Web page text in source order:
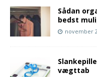
Sådan
bedst
november
vægttab